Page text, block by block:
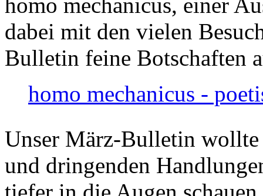
dabei mit den vielen
Bulletin feine Botschaften
homo mechanicus -
Unser März-Bulletin
und dringenden